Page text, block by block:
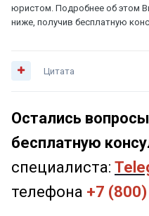
юристом. Подробнее об этом
ниже, получив бесплатную
Цитата
Остались
бесплатную
специалиста:
телефона +7